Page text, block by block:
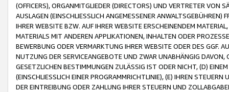
(OFFICERS), ORGANMITGLIEDER (DIRECTORS) UND VERTRETER VON
AUSLAGEN (EINSCHLIESSLICH ANGEMESSENER
IHRER WEBSITE BZW. AUF IHRER WEBSITE ERSCHEINENDEM
MATERIALS MIT ANDEREN APPLIKATIONEN, INHALTEN ODER
BEWERBUNG ODER VERMARKTUNG IHRER WEBSITE ODER DES GGF.
NUTZUNG DER SERVICEANGEBOTE UND ZWAR UNABHÄNGIG
GESETZLICHEN BESTIMMUNGEN ZULÄSSIG IST ODER NICHT, (D)
(EINSCHLIESSLICH EINER PROGRAMMRICHTLINIE), (E) IHREN
DER EINTREIBUNG ODER ZAHLUNG IHRER STEUERN UND